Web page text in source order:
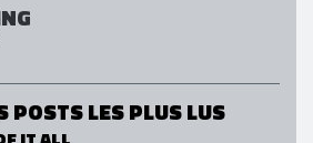
POSTS LES PLUS LUS